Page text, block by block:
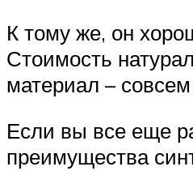
К тому же, он
Стоимость
материал –
Если вы все еще
преимущества